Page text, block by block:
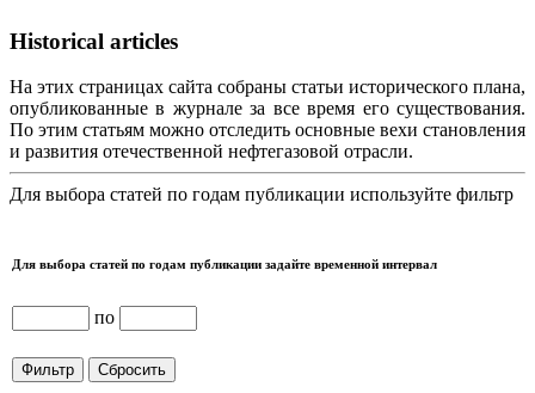
Historical articles
На этих страницах сайта собраны статьи исторического плана,
опубликованные в журнале за все время его существования.
По этим статьям можно отследить основные вехи становления
и развития отечественной нефтегазовой отрасли.
Для выбора статей по годам публикации используйте фильтр
Для выбора статей по годам публикации задайте временной интервал
по